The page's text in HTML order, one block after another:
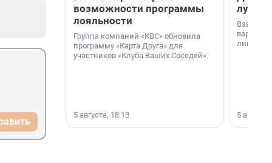
возможности программы
лояльности
Группа компаний «КВС» обновила
программу «Карта Друга» для
участников «Клуба Ваших Соседей».
5 августа, 18:13
лучше
лишнего
5